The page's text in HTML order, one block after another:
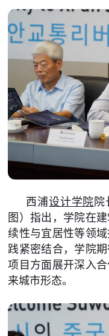
西浦设计学院院
图）指出，学院在
续性与宜居性等领
践紧密结合，学院
项目方面展开深入
来城市形态。